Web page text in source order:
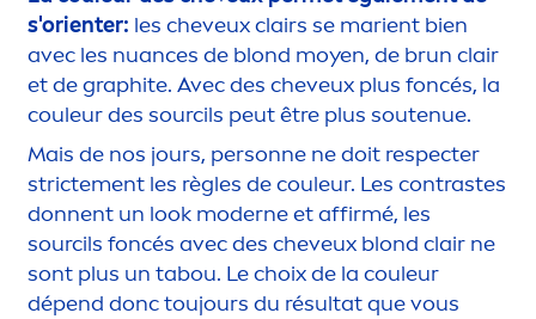
s'orienter: les cheveux clairs se marient bien
avec les nuances de blond moyen, de brun clair
et de graphite. Avec des cheveux plus foncés, la
couleur des sourcils peut être plus soutenue.
Mais de nos jours, personne ne doit respecter
strictement les règles de couleur. Les contrastes
donnent un look moderne et affirmé, les
sourcils foncés avec des cheveux blond clair ne
sont plus un tabou. Le choix de la couleur
dépend donc toujours du résultat que vous